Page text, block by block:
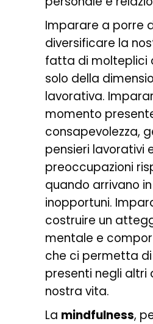
Imparare a porre
diversificare la
fatta di molteplici
solo della
lavorativa.
momento
consapevolezza,
pensieri lavorativi
preoccupazioni
quando arrivano
inopportuni.
costruire un
mentale e
che ci permetta
presenti negli altri
nostra vita.
La mindfulness,